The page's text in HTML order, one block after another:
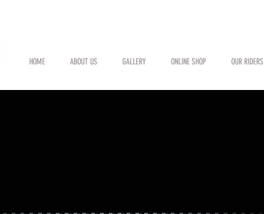
HOME ABOUT US GALLERY ONLINE SHOP OUR RIDERS